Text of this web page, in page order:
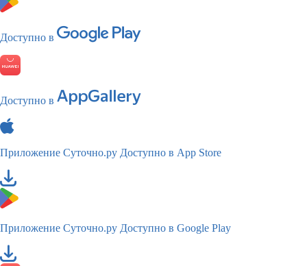
Доступно в
Доступно в
Приложение Суточно.ру Доступно в App Store
Приложение Суточно.ру Доступно в Google Play